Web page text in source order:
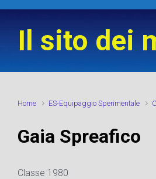
Il sito dei
Home ES-Equipaggio Sperimentale
Gaia Spreafico
Classe 1980